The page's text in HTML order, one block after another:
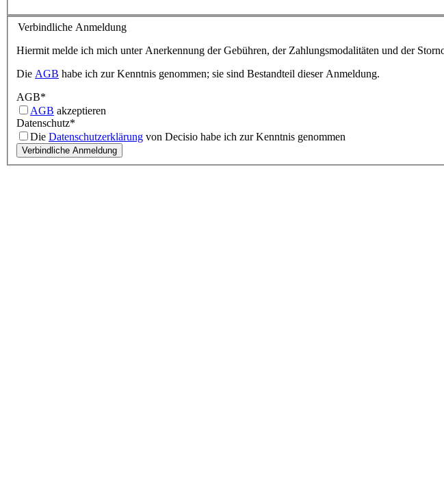
Verbindliche Anmeldung
Hiermit melde ich mich unter Anerkennung der Gebühren, der Zahlungsmodalitäten und der
Die AGB habe ich zur Kenntnis genommen; sie sind Bestandteil dieser Anmeldung.
AGB*
AGB akzeptieren
Datenschutz*
Die Datenschutzerklärung von Decisio habe ich zur Kenntnis genommen